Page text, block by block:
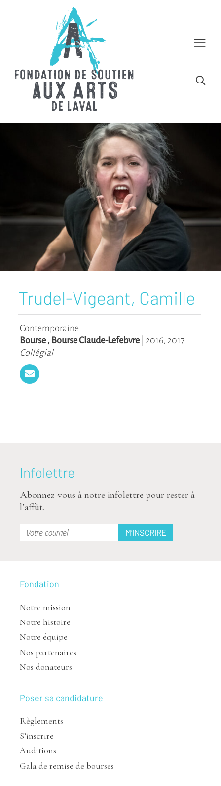
Trudel-Vigeant, Camille
Contemporaine
Bourse , Bourse Claude-Lefebvre 2016, 2017
Collégial
Infolettre
Abonnez-vous à notre infolettre pour rester à
l’affût.
Fondation
Notre mission
Notre histoire
Notre équipe
Nos partenaires
Nos donateurs
Poser sa candidature
Règlements
S’inscrire
Auditions
Gala de remise de bourses